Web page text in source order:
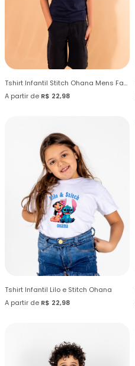
Tshirt Infantil Stitch Ohana Mens Family
A partir de R$ 22,98
Tshirt Infantil Lilo e Stitch Ohana
A partir de R$ 22,98